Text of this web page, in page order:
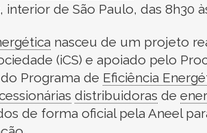
de São Paulo, das 8h30
nasceu de um projeto
(iCS) e apoiado pelo
Programa de Eficiência
distribuidoras de
de forma oficial pela Aneel